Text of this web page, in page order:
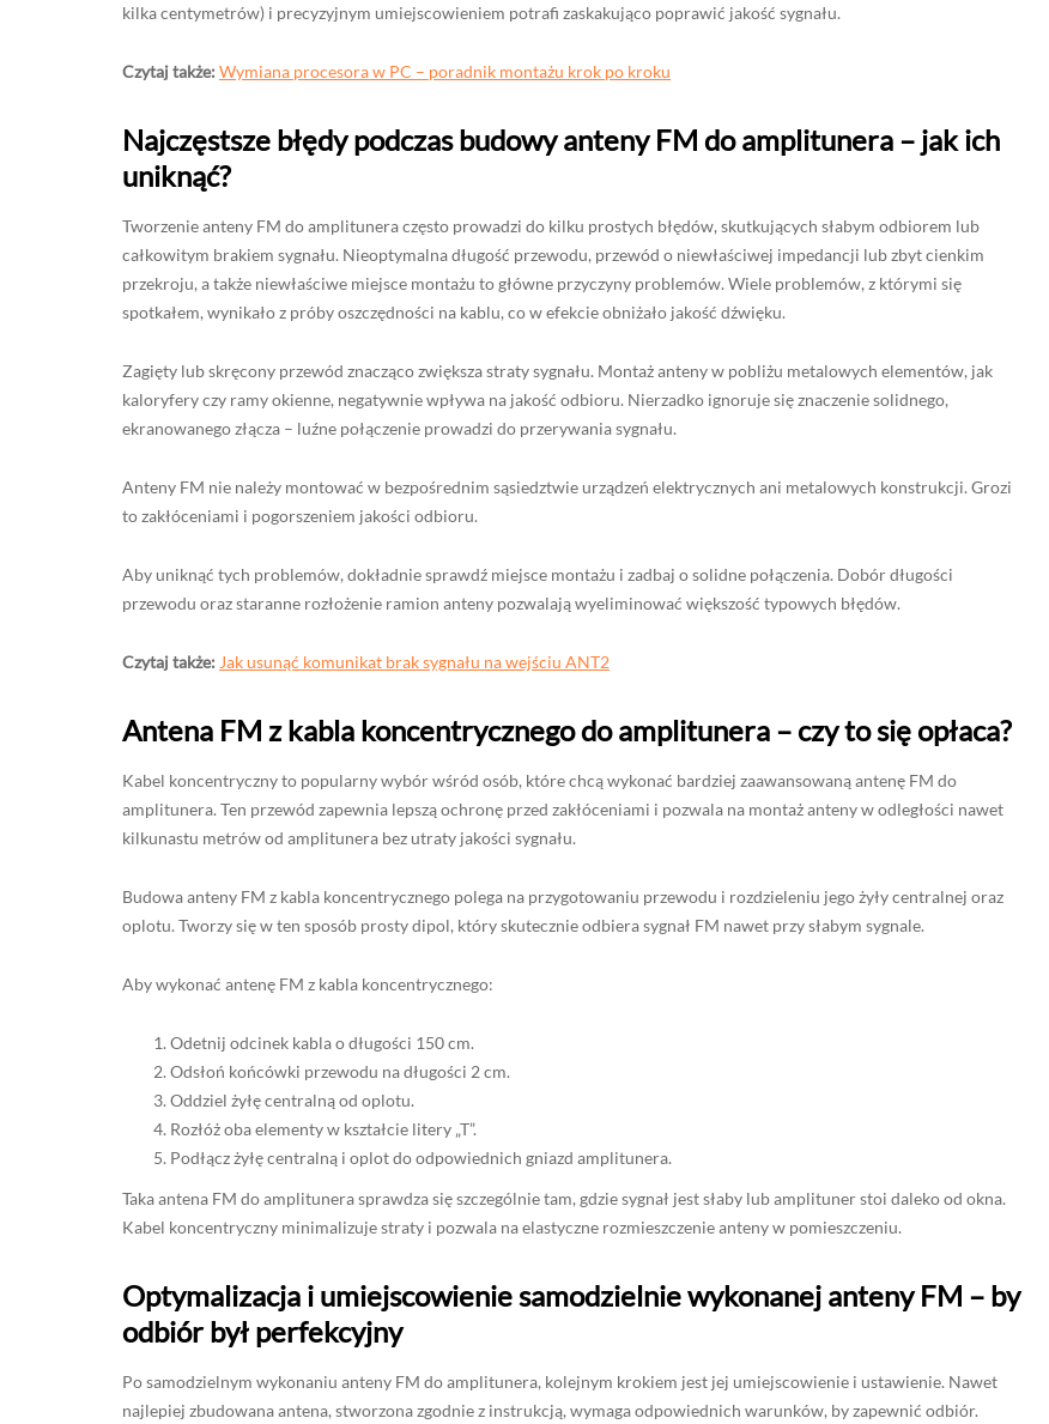
kilka centymetrów) i precyzyjnym umiejscowieniem potrafi zaskakująco poprawić jakość sygnału.
Czytaj także: Wymiana procesora w PC – poradnik montażu krok po kroku
Najczęstsze błędy podczas budowy anteny FM do amplitunera – jak ich
uniknąć?
Tworzenie anteny FM do amplitunera często prowadzi do kilku prostych błędów, skutkujących słabym odbiorem lub
całkowitym brakiem sygnału. Nieoptymalna długość przewodu, przewód o niewłaściwej impedancji lub zbyt cienkim
przekroju, a także niewłaściwe miejsce montażu to główne przyczyny problemów. Wiele problemów, z którymi się
spotkałem, wynikało z próby oszczędności na kablu, co w efekcie obniżało jakość dźwięku.
Zagięty lub skręcony przewód znacząco zwiększa straty sygnału. Montaż anteny w pobliżu metalowych elementów, jak
kaloryfery czy ramy okienne, negatywnie wpływa na jakość odbioru. Nierzadko ignoruje się znaczenie solidnego,
ekranowanego złącza – luźne połączenie prowadzi do przerywania sygnału.
Anteny FM nie należy montować w bezpośrednim sąsiedztwie urządzeń elektrycznych ani metalowych konstrukcji. Grozi
to zakłóceniami i pogorszeniem jakości odbioru.
Aby uniknąć tych problemów, dokładnie sprawdź miejsce montażu i zadbaj o solidne połączenia. Dobór długości
przewodu oraz staranne rozłożenie ramion anteny pozwalają wyeliminować większość typowych błędów.
Czytaj także: Jak usunąć komunikat brak sygnału na wejściu ANT2
Antena FM z kabla koncentrycznego do amplitunera – czy to się opłaca?
Kabel koncentryczny to popularny wybór wśród osób, które chcą wykonać bardziej zaawansowaną antenę FM do
amplitunera. Ten przewód zapewnia lepszą ochronę przed zakłóceniami i pozwala na montaż anteny w odległości nawet
kilkunastu metrów od amplitunera bez utraty jakości sygnału.
Budowa anteny FM z kabla koncentrycznego polega na przygotowaniu przewodu i rozdzieleniu jego żyły centralnej oraz
oplotu. Tworzy się w ten sposób prosty dipol, który skutecznie odbiera sygnał FM nawet przy słabym sygnale.
Aby wykonać antenę FM z kabla koncentrycznego:
Odetnij odcinek kabla o długości 150 cm.
Odsłoń końcówki przewodu na długości 2 cm.
Oddziel żyłę centralną od oplotu.
Rozłóż oba elementy w kształcie litery „T”.
Podłącz żyłę centralną i oplot do odpowiednich gniazd amplitunera.
Taka antena FM do amplitunera sprawdza się szczególnie tam, gdzie sygnał jest słaby lub amplituner stoi daleko od okna.
Kabel koncentryczny minimalizuje straty i pozwala na elastyczne rozmieszczenie anteny w pomieszczeniu.
Optymalizacja i umiejscowienie samodzielnie wykonanej anteny FM – by
odbiór był perfekcyjny
Po samodzielnym wykonaniu anteny FM do amplitunera, kolejnym krokiem jest jej umiejscowienie i ustawienie. Nawet
najlepiej zbudowana antena, stworzona zgodnie z instrukcją, wymaga odpowiednich warunków, by zapewnić odbiór.